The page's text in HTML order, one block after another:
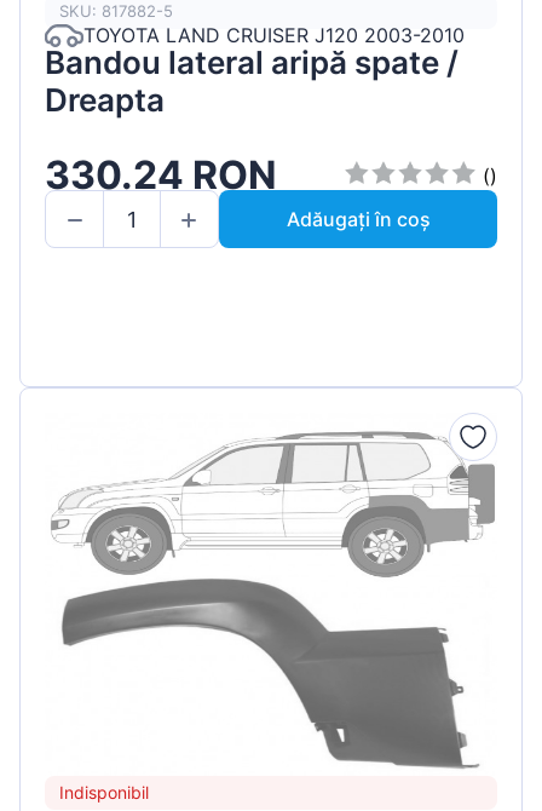
SKU: 817882-5
TOYOTA LAND CRUISER J120 2003-2010
Bandou lateral aripă spate /
Dreapta
330.24 RON
()
Adăugați în coș
Indisponibil